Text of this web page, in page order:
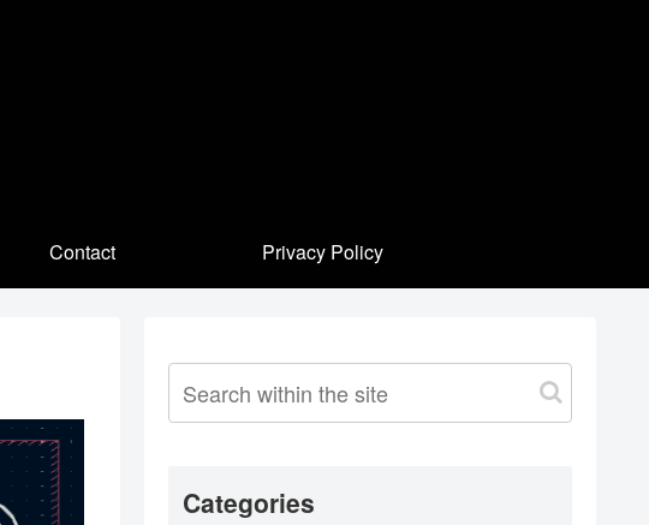
Contact Privacy Policy
Categories